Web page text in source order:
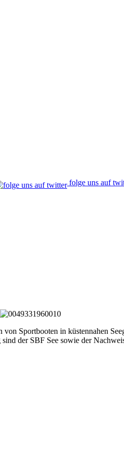
folge uns auf
Sportbooten in küstennahen
der SBF See sowie der